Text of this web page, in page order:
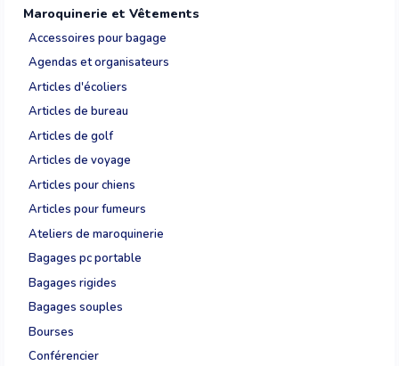
Maroquinerie et Vêtements
Accessoires pour bagage
Agendas et organisateurs
Articles d'écoliers
Articles de bureau
Articles de golf
Articles de voyage
Articles pour chiens
Articles pour fumeurs
Ateliers de maroquinerie
Bagages pc portable
Bagages rigides
Bagages souples
Bourses
Conférencier